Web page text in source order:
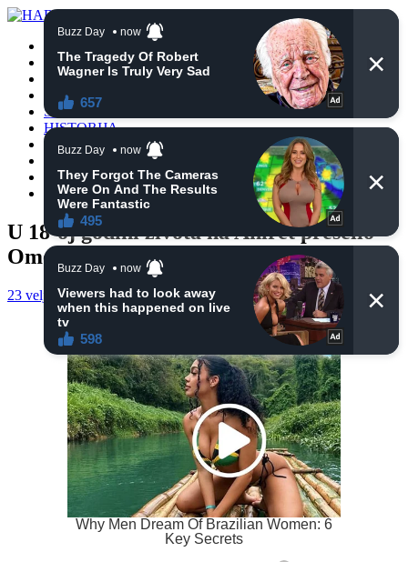
VIJESTI
BIH
TURSKA
SVIJET
HISTORIJA
RELIGIJA
ZANIMLJIVOSTI
CRNA HRONIKA
OBAVIJESTI
U 18-oj godini života na Ahiret preselio
Omerović (Fuada) Eldin
23 veljače, 2021 haberhana OBAVIJESTI 0